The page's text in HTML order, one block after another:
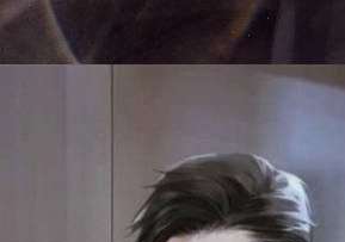
https://issiloo.edu.vn/